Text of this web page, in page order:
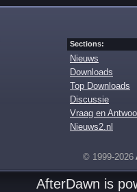
Sections:
Nieuws
Downloads
Top Downloads
Discussie
Vraag en
Nieuws2.nl
© 1999-2026
AfterDawn is